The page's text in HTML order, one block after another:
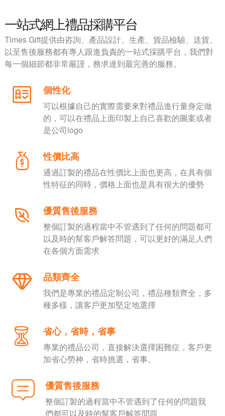
一站式網上禮品採購平台
Times Gift提供由咨詢、產品設計、生產、貨品檢驗、送貨、
以至售後服務都有專人跟進負責的一站式採購平台，我們對
每一個細節都非常嚴謹，務求達到最完善的服務。
個性化
可以根據自己的實際需要來對禮品進行量身定做
的，可以在禮品上面印製上自己喜歡的圖案或者
是公司logo
性價比高
通過訂製的禮品在性價比上面也更高，在具有個
性特征的同時，價格上面也是具有很大的優勢
優質售後服務
整個訂製的過程當中不管遇到了任何的問題都可
以及時的幫客戶解答問題，可以更好的滿足人們
在各個方面需求
品類齊全
我們是專業的禮品定制公司，禮品種類齊全，多
種多樣，讓客戶更加堅定地選擇
省心，省時，省事
專業的禮品公司，直接解決選擇困難症，客戶更
加省心勞神，省時挑選，省事。
優質售後服務
整個訂製的過程當中不管遇到了任何的問題我
們都可以及時的幫客戶解答問題